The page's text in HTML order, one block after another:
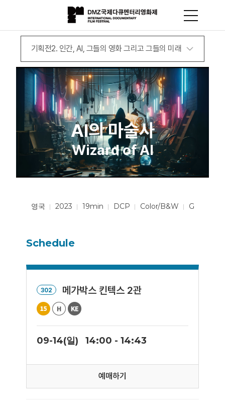
기획전2. 인간, AI, 그들의 영화 그리고 그들의 미래
AI의 마술사
Wizard of AI
영국 2023 19min DCP Color/B&W G
Schedule
302 메가박스 킨텍스 2관
09-14(일) 14:00 - 14:43
예매하기